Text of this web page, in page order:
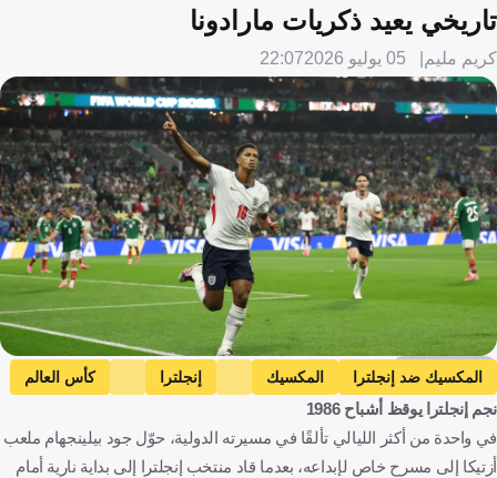
تاريخي يعيد ذكريات مارادونا
كريم مليم 05 يوليو 2026 22:07
Getty Images
المكسيك ضد إنجلترا المكسيك إنجلترا
كأس العالم
جود بيلينجهام
المكسيكنجم إنجلترا يوقظ أشباح 1986
في واحدة من أكثر الليالي تألقًا في مسيرته الدولية، حوّل جود بيلينجهام ملعب
أزتيكا إلى مسرح خاص لإبداعه، بعدما قاد منتخب إنجلترا إلى بداية نارية أمام